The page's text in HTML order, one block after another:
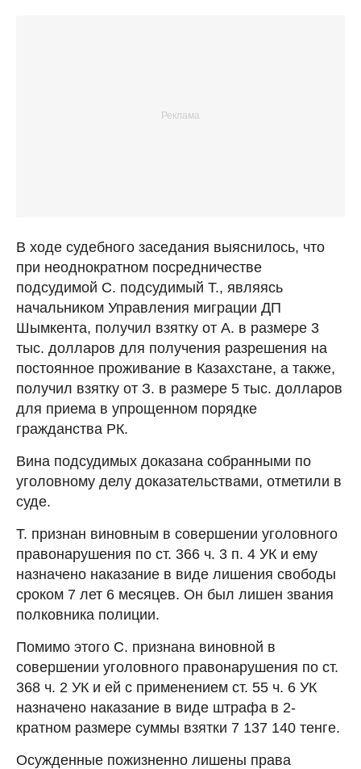
В ходе судебного заседания выяснилось, что
при неоднократном посредничестве
подсудимой С. подсудимый Т., являясь
начальником Управления миграции ДП
Шымкента, получил взятку от А. в размере 3
тыс. долларов для получения разрешения на
постоянное проживание в Казахстане, а также,
получил взятку от З. в размере 5 тыс. долларов
для приема в упрощенном порядке
гражданства РК.
Вина подсудимых доказана собранными по
уголовному делу доказательствами, отметили в
суде.
Т. признан виновным в совершении уголовного
правонарушения по ст. 366 ч. 3 п. 4 УК и ему
назначено наказание в виде лишения свободы
сроком 7 лет 6 месяцев. Он был лишен звания
полковника полиции.
Помимо этого С. признана виновной в
совершении уголовного правонарушения по ст.
368 ч. 2 УК и ей с применением ст. 55 ч. 6 УК
назначено наказание в виде штрафа в 2-
кратном размере суммы взятки 7 137 140 тенге.
Осужденные пожизненно лишены права